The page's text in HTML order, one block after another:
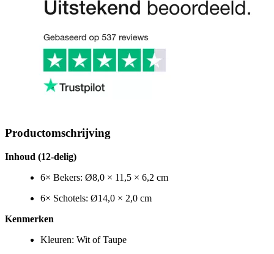
Productomschrijving
Inhoud (12-delig)
6× Bekers: Ø8,0 × 11,5 × 6,2 cm
6× Schotels: Ø14,0 × 2,0 cm
Kenmerken
Kleuren: Wit of Taupe